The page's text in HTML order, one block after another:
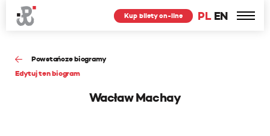
PL EN
Kup bilety on-line
Powstańcze biogramy
Edytuj ten biogram
Wacław Machay